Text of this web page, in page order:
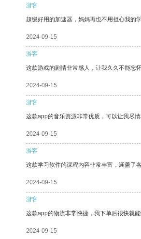
游客
超级好用的加速器，妈妈再也不用担心我的
2024-09-15
游客
这款游戏的剧情非常感人，让我久久不能忘怀
2024-09-15
游客
这款app的音乐资源非常优质，可以让我尽情
2024-09-15
游客
这款学习软件的课程内容非常丰富，涵盖了
2024-09-15
游客
这款app的物流非常快捷，我下单后很快就能
2024-09-15